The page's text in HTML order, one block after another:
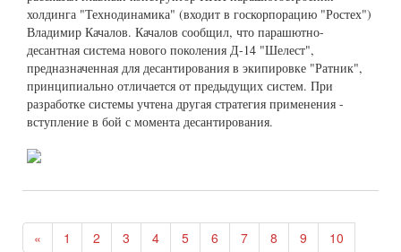
холдинга "Технодинамика" (входит в госкорпорацию "Ростех")
Владимир Качалов. Качалов сообщил, что парашютно-
десантная система нового поколения Д-14 "Шелест",
предназначенная для десантирования в экипировке "Ратник",
принципиально отличается от предыдущих систем. При
разработке системы учтена другая стратегия применения -
вступление в бой с момента десантирования.
« 1 2 3 4 5 6 7 8 9
10